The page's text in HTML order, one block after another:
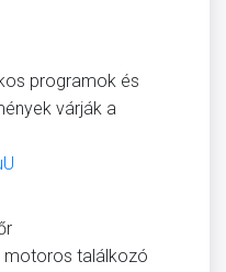
programok és
várják a
motoros találkozó